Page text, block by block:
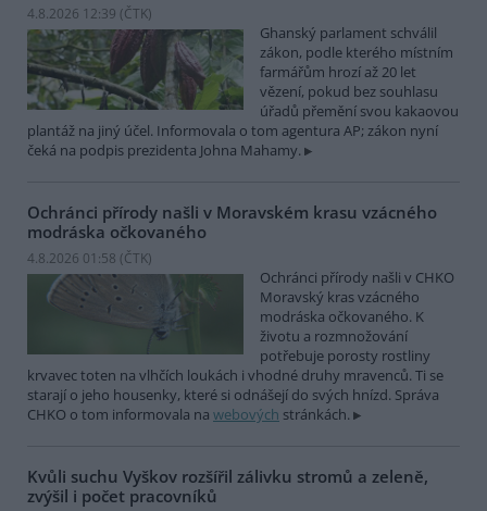
4.8.2026 12:39 (ČTK)
Ghanský parlament schválil
zákon, podle kterého místním
farmářům hrozí až 20 let
vězení, pokud bez souhlasu
úřadů přemění svou kakaovou
plantáž na jiný účel. Informovala o tom agentura AP; zákon nyní
čeká na podpis prezidenta Johna Mahamy.
Ochránci přírody našli v Moravském krasu vzácného
modráska očkovaného
4.8.2026 01:58 (ČTK)
Ochránci přírody našli v CHKO
Moravský kras vzácného
modráska očkovaného. K
životu a rozmnožování
potřebuje porosty rostliny
krvavec toten na vlhčích loukách i vhodné druhy mravenců. Ti se
starají o jeho housenky, které si odnášejí do svých hnízd. Správa
CHKO o tom informovala na webových stránkách.
Kvůli suchu Vyškov rozšířil zálivku stromů a zeleně,
zvýšil i počet pracovníků